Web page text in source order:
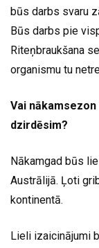
būs darbs svaru
Būs darbs pie
Riteņbraukšana
organismu tu
Vai
dzirdēsim?
Nākamgad būs
Austrālijā. Ļoti
kontinentā.
Lieli izaicinājumi